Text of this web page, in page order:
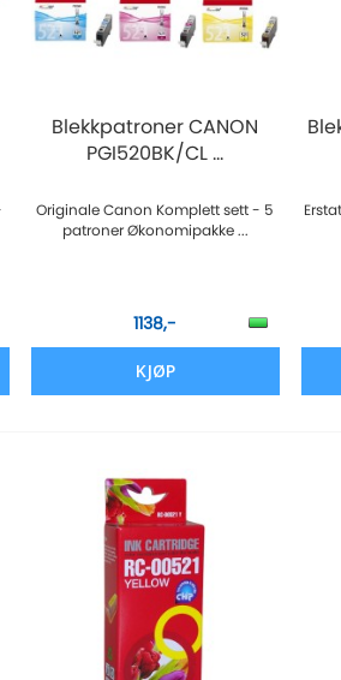
Blekkpatroner CANON
PGI520BK/CL ...
Originale Canon Komplett sett - 5
patroner Økonomipakke ...
1138,-
KJØP